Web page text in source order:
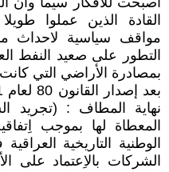
القادة الذين عملوا
مواقف سياسية لاحداث
التطور على صعيد النفط
بمصادرة الأراضي التي
نهاية المطاف : (تجريد
المعطاة لها بموجب
الوطنية التاريخية
الشركات بالاِعتماد على